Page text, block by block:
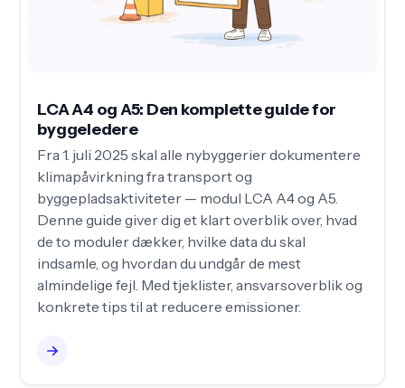
LCA A4 og A5: Den komplette guide for
byggeledere
Fra 1. juli 2025 skal alle nybyggerier dokumentere
klimapåvirkning fra transport og
byggepladsaktiviteter — modul LCA A4 og A5.
Denne guide giver dig et klart overblik over, hvad
de to moduler dækker, hvilke data du skal
indsamle, og hvordan du undgår de mest
almindelige fejl. Med tjeklister, ansvarsoverblik og
konkrete tips til at reducere emissioner.